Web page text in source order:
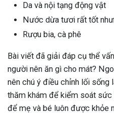
Da và nội tạng động vật
Nước dừa tươi rất tốt
Rượu bia, cà phê
Bài viết đã giải đáp cụ thể
người nên ăn gì cho mát?
nên chú ý điều chỉnh lối sống
thăm khám để kiểm soát
để mẹ và bé luôn được khỏe